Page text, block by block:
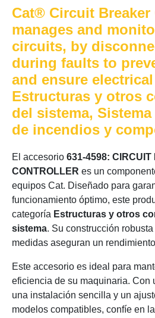
Cat® Circuit
manages and
circuits, by
during faults to
and ensure electrical
Estructuras y otros
del sistema,
de incendios y
El accesorio 631-4598:
CONTROLLER es un
equipos Cat. Diseñado para
funcionamiento óptimo, este
categoría Estructuras y otros
sistema. Su construcción
medidas aseguran un
Este accesorio es ideal para
eficiencia de su maquinaria. Con
una instalación sencilla y un
modelos compatibles, confíe en